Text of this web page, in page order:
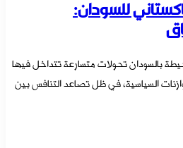
للسودان:
بالسودان تحولات متسارعة تتداخل فيها
السياسية، في ظل تصاعد التنافس بين